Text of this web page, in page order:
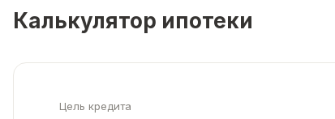
Калькулятор ипотеки
Цель кредита